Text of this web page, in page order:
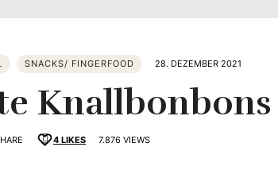
SNACKS/ FINGERFOOD 28. DEZEMBER 2021
Knallbonbons
4 LIKES 7.876 VIEWS